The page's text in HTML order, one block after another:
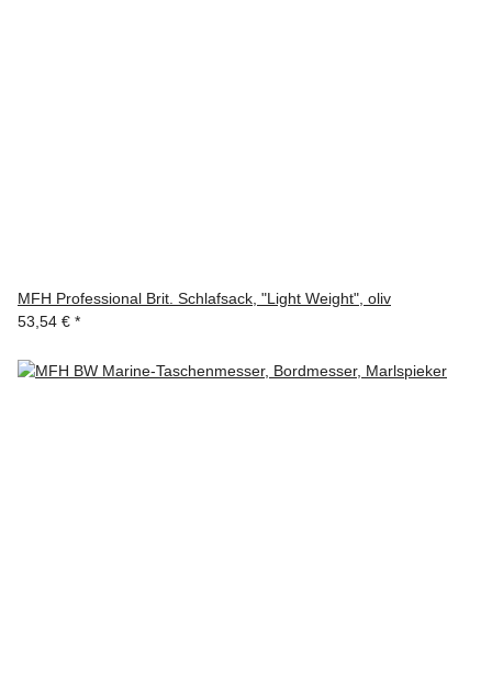
MFH Professional Brit. Schlafsack, "Light Weight", oliv
53,54 € *